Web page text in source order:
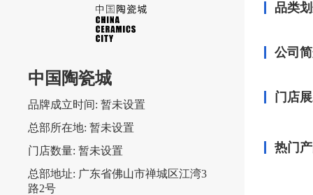
中国陶瓷城
品牌成立时间: 暂未设置
总部所在地: 暂未设置
门店数量: 暂未设置
总部地址: 广东省佛山市禅城区江湾3
路2号
品类
公司
门店
热门